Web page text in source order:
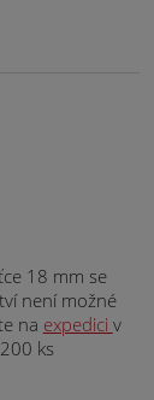
18 mm se
není možné
na expedici v
ks